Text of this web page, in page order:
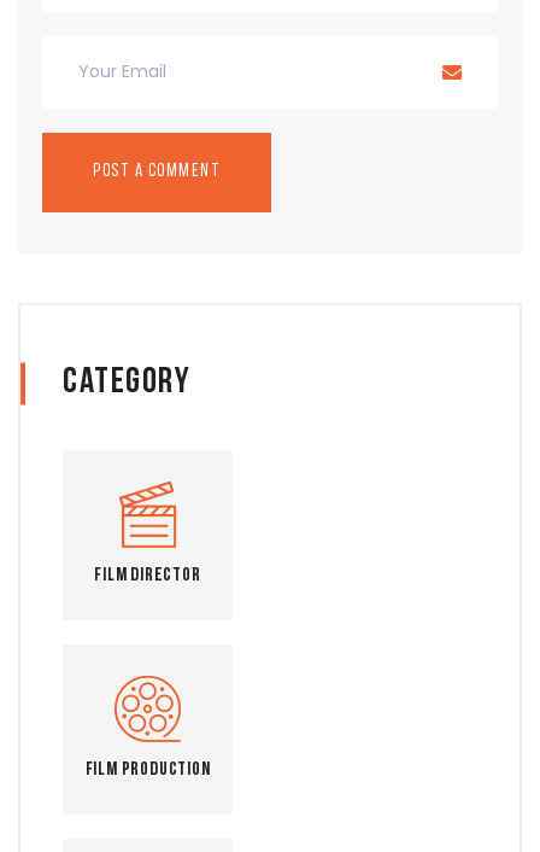
Category
Film Director
Film Production